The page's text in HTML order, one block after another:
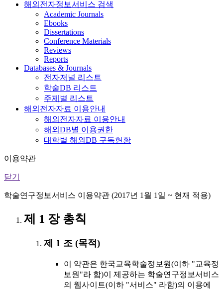
해외전자정보서비스 검색
Academic Journals
Ebooks
Dissertations
Conference Materials
Reviews
Reports
Databases & Journals
전자저널 리스트
학술DB 리스트
주제별 리스트
해외전자자료 이용안내
해외전자자료 이용안내
해외DB별 이용권한
대학별 해외DB 구독현황
이용약관
닫기
학술연구정보서비스 이용약관 (2017년 1월 1일 ~ 현재 적용)
제 1 장 총칙
제 1 조 (목적)
이 약관은 한국교육학술정보원(이하 "교육정
보원"라 함)이 제공하는 학술연구정보서비스
의 웹사이트(이하 "서비스" 라함)의 이용에